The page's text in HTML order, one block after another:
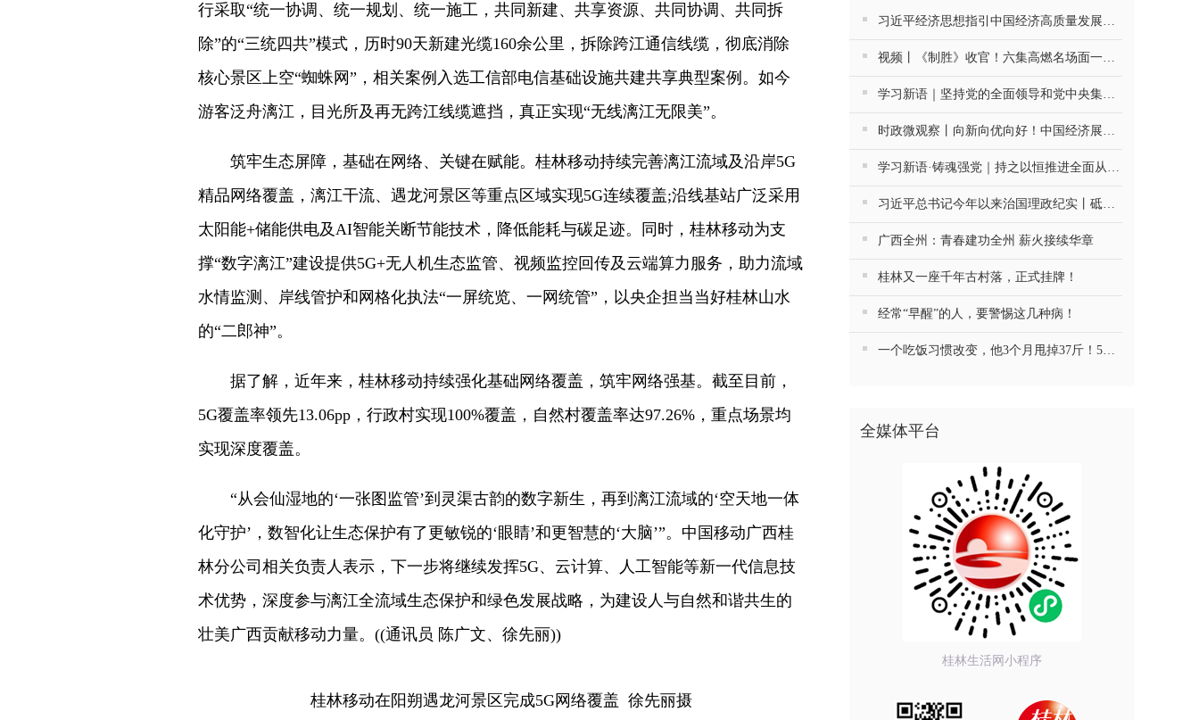
行采取“统一协调、统一规划、统一施工，共同新建、共享资源、共同协调、共同拆
除”的“三统四共”模式，历时90天新建光缆160余公里，拆除跨江通信线缆，彻底消除
核心景区上空“蜘蛛网”，相关案例入选工信部电信基础设施共建共享典型案例。如今
游客泛舟漓江，目光所及再无跨江线缆遮挡，真正实现“无线漓江无限美”。
筑牢生态屏障，基础在网络、关键在赋能。桂林移动持续完善漓江流域及沿岸5G
精品网络覆盖，漓江干流、遇龙河景区等重点区域实现5G连续覆盖;沿线基站广泛采用
太阳能+储能供电及AI智能关断节能技术，降低能耗与碳足迹。同时，桂林移动为支
撑“数字漓江”建设提供5G+无人机生态监管、视频监控回传及云端算力服务，助力流域
水情监测、岸线管护和网格化执法“一屏统览、一网统管”，以央企担当当好桂林山水
的“二郎神”。
据了解，近年来，桂林移动持续强化基础网络覆盖，筑牢网络强基。截至目前，
5G覆盖率领先13.06pp，行政村实现100%覆盖，自然村覆盖率达97.26%，重点场景均
实现深度覆盖。
“从会仙湿地的‘一张图监管’到灵渠古韵的数字新生，再到漓江流域的‘空天地一体
化守护’，数智化让生态保护有了更敏锐的‘眼睛’和更智慧的‘大脑’”。中国移动广西桂
林分公司相关负责人表示，下一步将继续发挥5G、云计算、人工智能等新一代信息技
术优势，深度参与漓江全流域生态保护和绿色发展战略，为建设人与自然和谐共生的
壮美广西贡献移动力量。((通讯员 陈广文、徐先丽))
桂林移动在阳朔遇龙河景区完成5G网络覆盖 徐先丽摄
习近平经济思想指引中国经济高质量发展行稳致远
视频丨《制胜》收官！六集高燃名场面一次看够
学习新语｜坚持党的全面领导和党中央集中统一领导
时政微观察丨向新向优向好！中国经济展现强大韧性和活力
学习新语·铸魂强党｜持之以恒推进全面从严治党
习近平总书记今年以来治国理政纪实丨砥砺初心使命 把党建设得更加坚强有力
广西全州：青春建功全州 薪火接续华章
桂林又一座千年古村落，正式挂牌！
经常“早醒”的人，要警惕这几种病！
一个吃饭习惯改变，他3个月甩掉37斤！5种慢病药停了4种
全媒体平台
桂林生活网小程序